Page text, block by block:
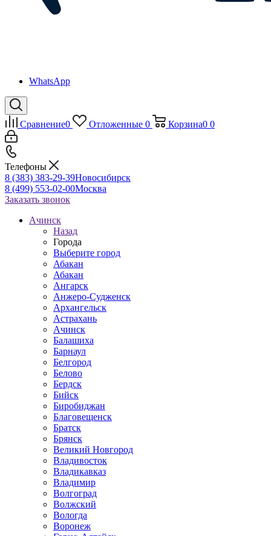
WhatsApp
Сравнение0 Отложенные 0 Корзина0 0
Телефоны
8 (383) 383-29-39Новосибирск
8 (499) 553-02-00Москва
Заказать звонок
Ачинск
Назад
Города
Выберите город
Абакан
Абакан
Ангарск
Анжеро-Судженск
Архангельск
Астрахань
Ачинск
Балашиха
Барнаул
Белгород
Белово
Бердск
Бийск
Биробиджан
Благовещенск
Братск
Брянск
Великий Новгород
Владивосток
Владикавказ
Владимир
Волгоград
Волжский
Вологда
Воронеж